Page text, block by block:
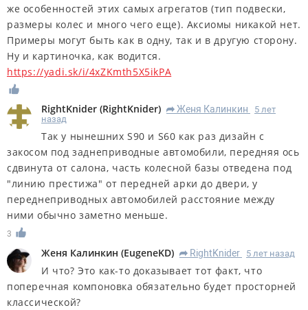
же особенностей этих самых агрегатов (тип подвески,
размеры колес и много чего еще). Аксиомы никакой нет.
Примеры могут быть как в одну, так и в другую сторону.
Ну и картиночка, как водится.
https://yadi.sk/i/4xZKmth5X5ikPA
RightKnider (RightKnider) R Женя Калинкин
5 лет
назад
Так у нынешних S90 и S60 как раз дизайн с
закосом под заднеприводные автомобили, передняя ось
сдвинута от салона, часть колесной базы отведена под
"линию престижа" от передней арки до двери, у
переднеприводных автомобилей расстояние между
ними обычно заметно меньше.
3
Женя Калинкин (EugeneKD) R RightKnider 5 лет назад
И что? Это как-то доказывает тот факт, что
поперечная компоновка обязательно будет просторней
классической?